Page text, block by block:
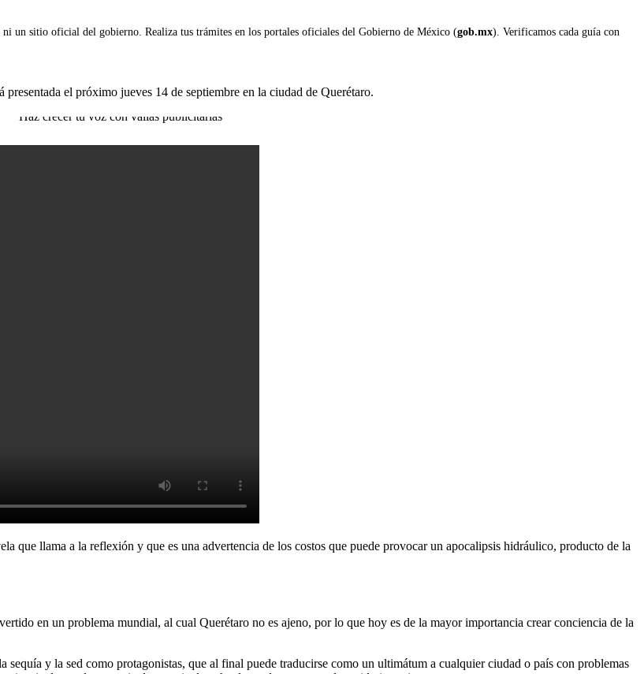
ni un sitio oficial del gobierno. Realiza tus trámites en los portales oficiales del Gobierno de México (gob.mx). Verificamos cada guía con
presentada el próximo jueves 14 de septiembre en la ciudad de Querétaro.
que llama a la reflexión y que es una advertencia de los costos que puede provocar un apocalipsis hidráulico, producto de la
en un problema mundial, al cual Querétaro no es ajeno, por lo que hoy es de la mayor importancia crear conciencia de la
y la sed como protagonistas, que al final puede traducirse como un ultimátum a cualquier ciudad o país con problemas